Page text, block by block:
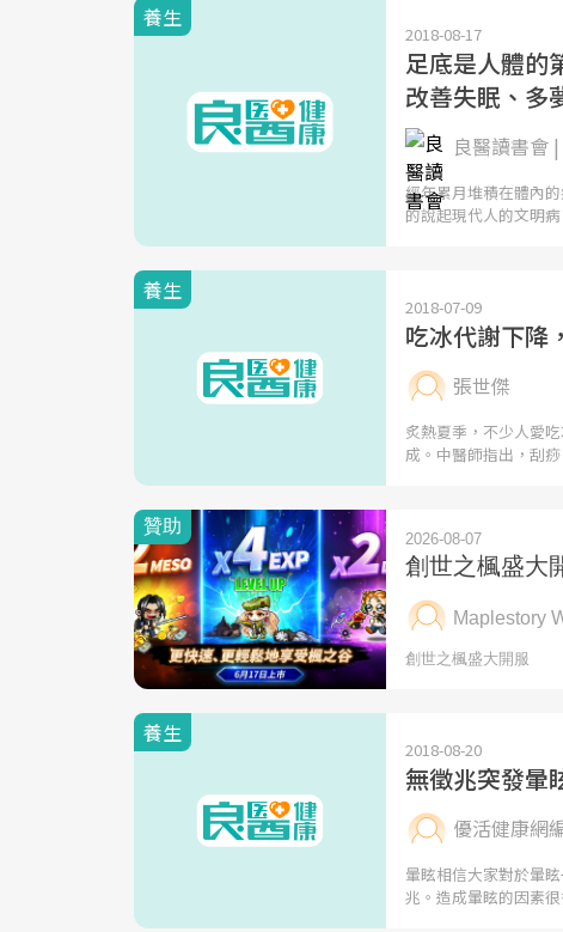
養生
2018-08-17
足底是人體的
改善失眠、多
良醫讀書會
經年累月堆積在體內
的說起現代人的文明病
養生
2018-07-09
吃冰代謝下降
張世傑
炙熱夏季，不少人愛
成。中醫師指出，刮
養生
2018-08-20
無徵兆突發
優活健康網
暈眩相信大家對於暈
兆。造成暈眩的因素很